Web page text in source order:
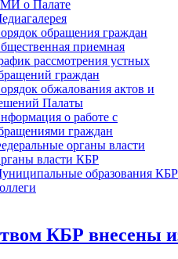
о Палате
обращения граждан
приемная
рассмотрения устных
граждан
обжалования актов и
Палаты
о работе с
граждан
органы власти
власти КБР
образования КБР
КБР внесены